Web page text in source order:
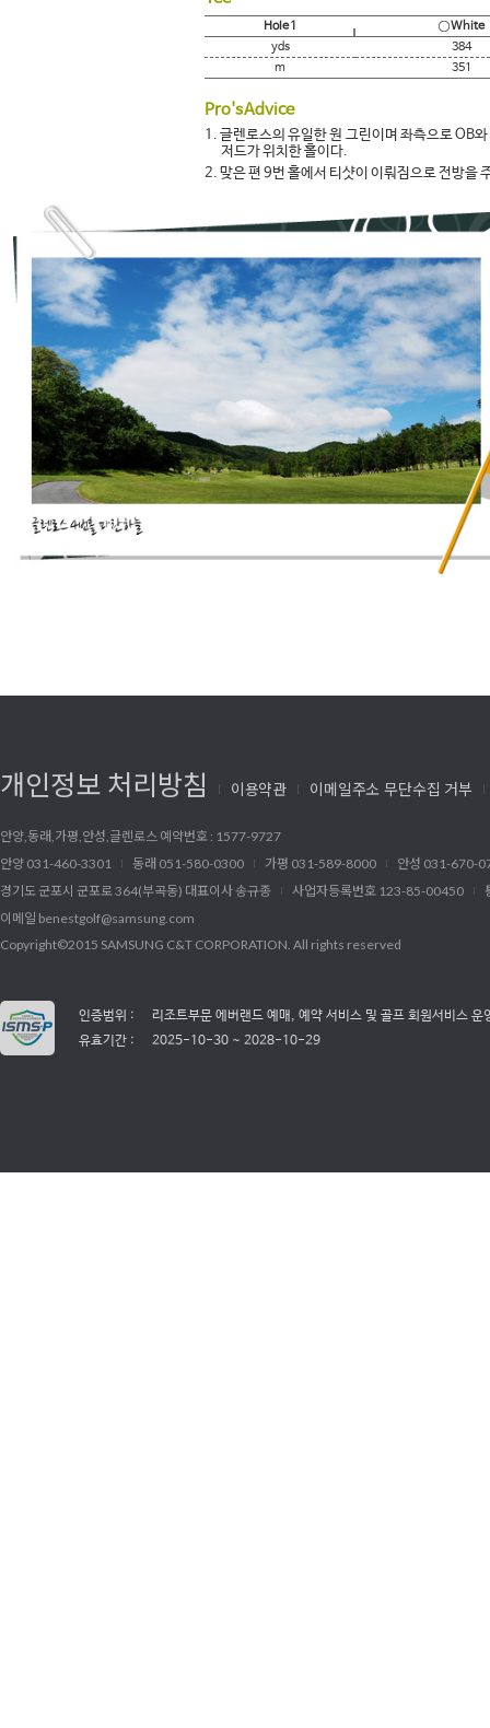
Hole 1
White
yds
384
m
351
Pro's Advice
1. 글렌로스의 유일한 원 그린이며 좌측으로 OB
저드가 위치한 홀이다.
2. 맞은 편 9번 홀에서 티샷이 이뤄짐으로 전방을
개인정보 처리방침 이용약관 이메일주소 무단수집 거부
안양,동래,가평,안성,글렌로스 예약번호 : 1577-9727
안양 031-460-3301
동래 051-580-0300 가평 031-589-8000
안성 031-670-
경기도 군포시 군포로 364(부곡동) 대표이사 송규종
사업자등록번호 123-85-00450
이메일 benestgolf@samsung.com
Copyright©2015 SAMSUNG C&T CORPORATION. All rights reserved
인증범위 :
리조트부문 에버랜드 예매, 예약 서비스 및 골프 회원서비스 운
유효기간 :
2025-10-30 ~ 2028-10-29